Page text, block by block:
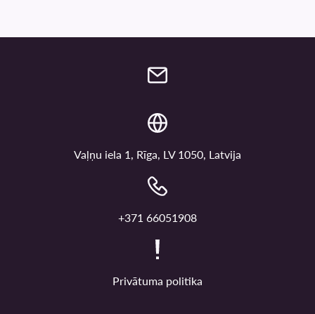
Vaļņu iela 1, Rīga, LV 1050, Latvija
+371 66051908
Privātuma politika